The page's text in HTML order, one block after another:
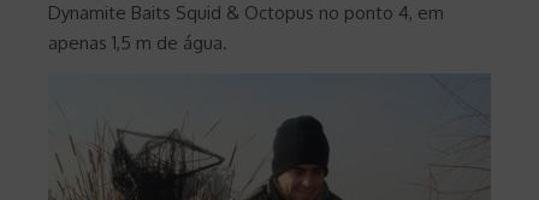
Dynamite Baits Squid & Octopus no ponto 4, em
apenas 1,5 m de água.